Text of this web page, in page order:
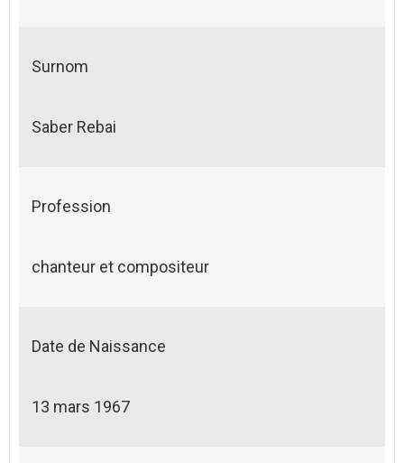
Surnom
Saber Rebai
Profession
chanteur et compositeur
Date de Naissance
13 mars 1967